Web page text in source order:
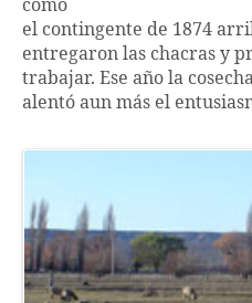
como
el contingente de 1874
entregaron las chacras y
trabajar. Ese año la
alentó aun más el